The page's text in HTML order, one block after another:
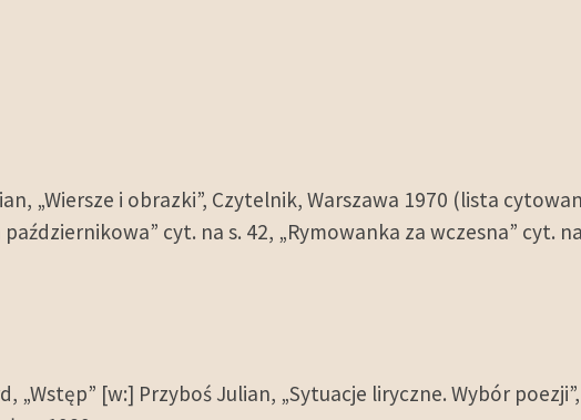
„Wiersze i obrazki”, Czytelnik, Warszawa 1970 (lista
cyt. na s. 42, „Rymowanka za wczesna” cyt.
„Wstęp” [w:] Przyboś Julian, „Sytuacje liryczne. Wybór